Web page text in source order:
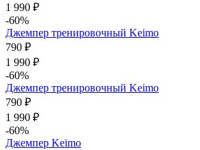
1 990 ₽
-60%
Джемпер тренировочный Keimo
790 ₽
1 990 ₽
-60%
Джемпер тренировочный Keimo
790 ₽
1 990 ₽
-60%
Джемпер Keimo